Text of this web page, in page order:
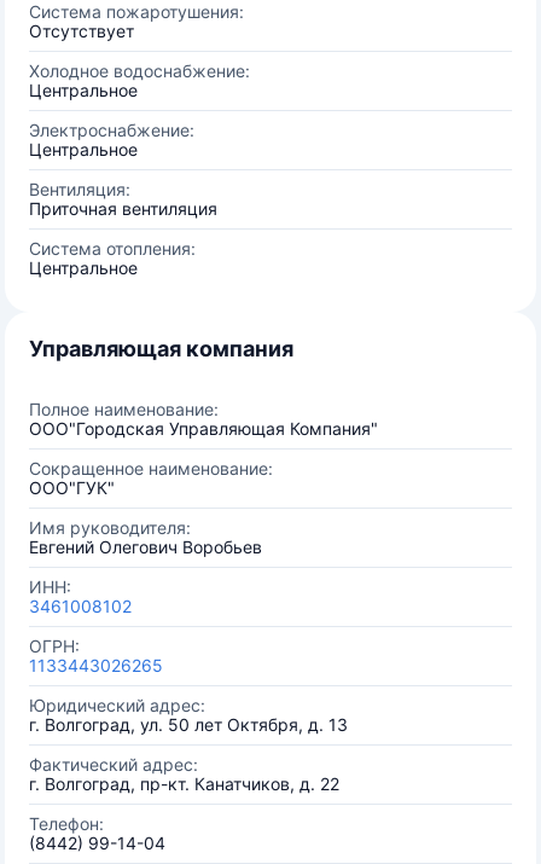
Система пожаротушения:
Отсутствует
Холодное водоснабжение:
Центральное
Электроснабжение:
Центральное
Вентиляция:
Приточная вентиляция
Система отопления:
Центральное
Управляющая компания
Полное наименование:
ООО"Городская Управляющая Компания"
Сокращенное наименование:
ООО"ГУК"
Имя руководителя:
Евгений Олегович Воробьев
ИНН:
3461008102
ОГРН:
1133443026265
Юридический адрес:
г. Волгоград, ул. 50 лет Октября, д. 13
Фактический адрес:
г. Волгоград, пр-кт. Канатчиков, д. 22
Телефон:
(8442) 99-14-04